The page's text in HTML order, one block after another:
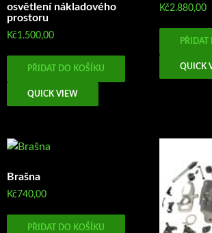
osvětlení nákladového
prostoru
Kč1.500,00
PŘIDAT DO KOŠÍKU
QUICK VIEW
Kč2.880,00
PŘIDAT
QUICK
Brašna
Kč740,00
PŘIDAT DO KOŠÍKU